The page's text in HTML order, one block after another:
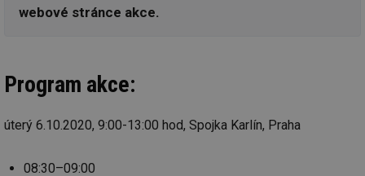
webové stránce akce.
Program akce:
úterý 6.10.2020, 9:00-13:00 hod, Spojka Karlín, Praha
08:30–09:00